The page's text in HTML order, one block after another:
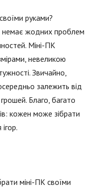
руками?
немає жодних проблем
Міні-ПК
невеликою
Звичайно,
залежить від
грошей. Благо, багато
кожен може зібрати
міні-ПК своїми